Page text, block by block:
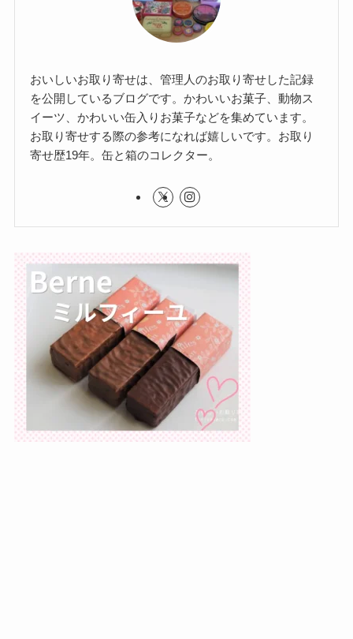
おいしいお取り寄せは、管理人のお取り寄せした記録
を公開しているブログです。かわいいお菓子、動物ス
イーツ、かわいい缶入りお菓子などを集めています。
お取り寄せする際の参考になれば嬉しいです。お取り
寄せ歴19年。缶と箱のコレクター。